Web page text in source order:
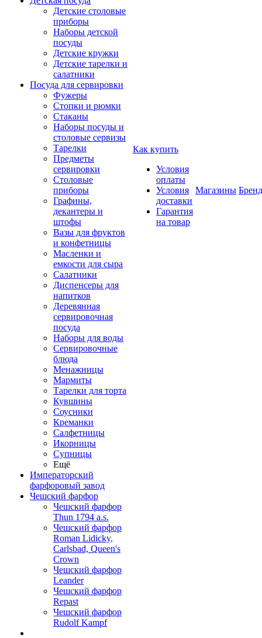
Детские столовые
приборы
Наборы детской
посуды
Детские кружки
Детские тарелки и
салатники
Посуда для сервировки
Фужеры
Стопки и рюмки
Стаканы
Наборы посуды и
столовые сервизы
Тарелки
Предметы
сервировки
Столовые
приборы
Графины,
декантеры и
штофы
Вазы для фруктов
и конфетницы
Масленки и
емкости для сыра
Салатники
Диспенсеры для
напитков
Деревянная
сервировочная
посуда
Наборы для воды
Сервировочные
блюда
Менажницы
Мармиты
Тарелки для торта
Кувшины
Соусники
Креманки
Салфетницы
Икорницы
Супницы
Ещё
Императорский
фарфоровый завод
Чешский фарфор
Чешский фарфор
Thun 1794 a.s.
Чешский фарфор
Roman Lidicky,
Carlsbad, Queen's
Crown
Чешский фарфор
Leander
Чешский фарфор
Repast
Чешский фарфор
Rudolf Kampf
Как купить
Условия
оплаты
Условия
доставки
Гарантия
на товар
Магазины